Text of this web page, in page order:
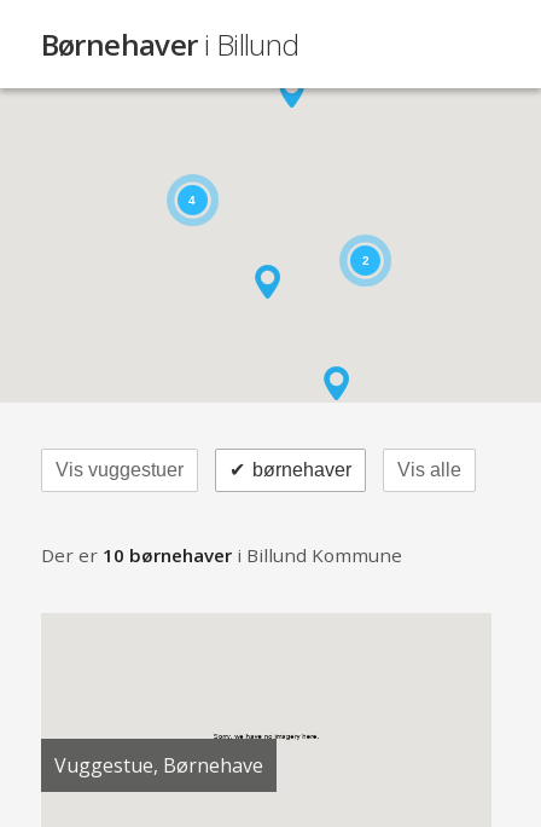
Børnehaveri Billund
2
4
Vis vuggestuer børnehaver
✔ Vis alle
Der er 10 børnehaveri Billund Kommune
Vuggestue, Børnehave